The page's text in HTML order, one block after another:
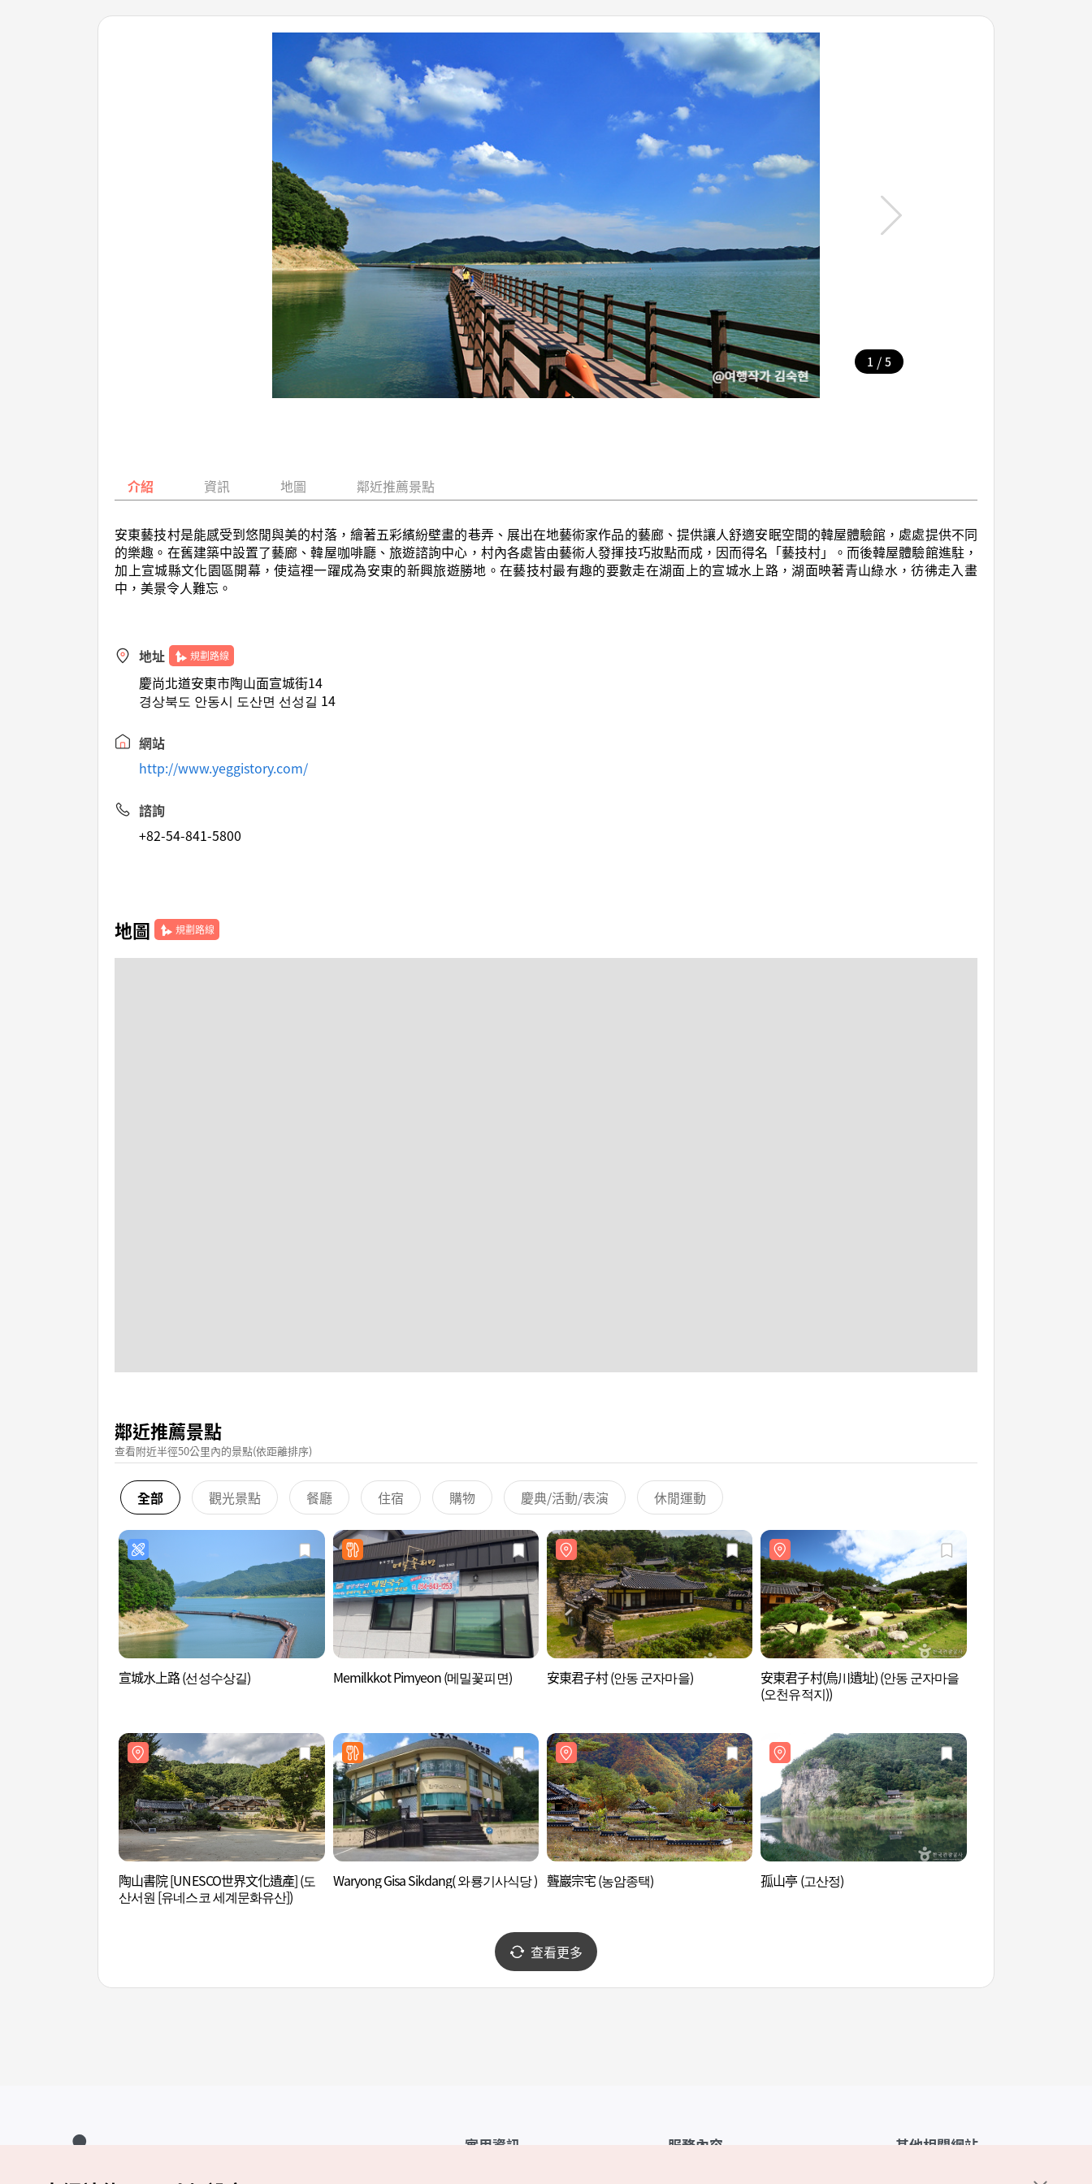
1 / 5
介紹 資訊 地圖 鄰近推薦景點
安東藝技村是能感受到悠閒與美的村落，繪著五彩繽紛壁畫的巷弄、展出在地藝術家作品的藝廊、提供讓人舒適安眠空間的韓屋體驗館，處處提供不同
的樂趣。在舊建築中設置了藝廊、韓屋咖啡廳、旅遊諮詢中心，村內各處皆由藝術人發揮技巧妝點而成，因而得名「藝技村」。而後韓屋體驗館進駐，
加上宣城縣文化園區開幕，使這裡一躍成為安東的新興旅遊勝地。在藝技村最有趣的要數走在湖面上的宣城水上路，湖面映著青山綠水，彷彿走入畫
中，美景令人難忘。
地址 規劃路線
慶尚北道安東市陶山面宣城街14
경상북도 안동시 도산면 선성길 14
網站
http://www.yeggistory.com/
諮詢
+82-54-841-5800
地圖 規劃路線
鄰近推薦景點
查看附近半徑50公里內的景點(依距離排序)
全部 觀光景點 餐廳 住宿 購物 慶典/活動/表演 休閒運動
宣城水上路 (선성수상길) Memilkkot Pimyeon (메밀꽃피면) 安東君子村 (안동 군자마을)
安東君子村(烏川遺址) (안동 군자마을
(오천유적지))
陶山書院 [UNESCO世界文化遺產] (도
산서원 [유네스코 세계문화유산])
Waryong Gisa Sikdang( 와룡기사식당 ) 聾巖宗宅 (농암종택) 孤山亭 (고산정)
查看更多
實用資訊 服務內容 其他相關網站